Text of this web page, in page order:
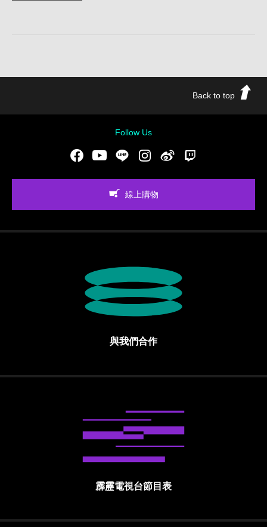
Back to top
Follow Us
FacebookYoutubeLINE Instgram新浪微博
線上購物
與我們合作
霹靂電視台節目表